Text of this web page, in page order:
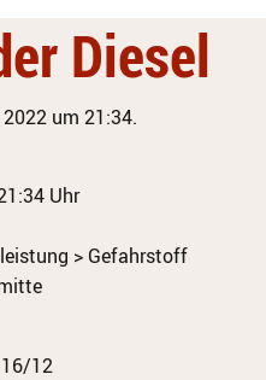
Diesel
um 21:34.
Uhr
> Gefahrstoff
12